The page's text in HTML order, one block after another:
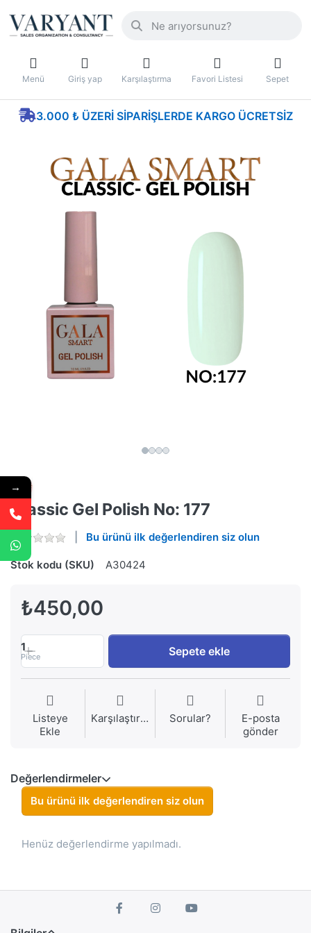
Menü Giriş yap Karşılaştırma Favori Listesi Sepet
3.000 ₺ ÜZERI SIPARIŞLERDE KARGO ÜCRETSIZ
Classic Gel Polish No: 177
Bu ürünü ilk değerlendiren siz olun
Stok kodu (SKU) A30424
₺450,00
1
Piece Sepete ekle
Listeye
Ekle
Karşılaştırma Sorular?
E-posta
gönder
Değerlendirmeler
Bu ürünü ilk değerlendiren siz olun
Henüz değerlendirme yapılmadı.
→